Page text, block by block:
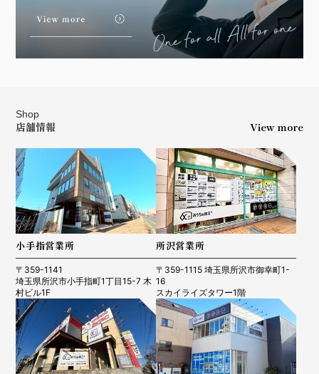
Shop
店舗情報 View more
小手指営業所
〒359-1141
埼玉県所沢市小手指町1丁目15-7 木
村ビル1F
所沢営業所
〒359-1115 埼玉県所沢市御幸町1-
16
スカイライズタワー1階